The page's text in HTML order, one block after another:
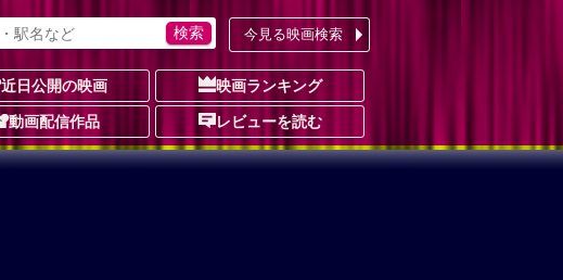
今見る映画検索
近日公開の映画 映画ランキング
動画配信作品 レビューを読む